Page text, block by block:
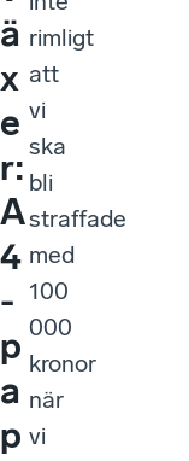
ä
x
e
r:
A
4
-
p
a
p
rimligt
att
vi
ska
bli
straffade
med
100
000
kronor
när
vi